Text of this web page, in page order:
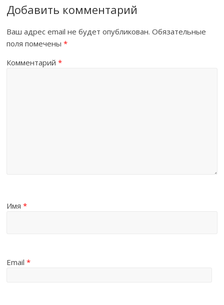
Добавить комментарий
Ваш адрес email не будет опубликован. Обязательные
поля помечены*
Комментарий*
Имя*
Email*